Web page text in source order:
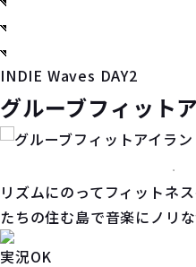
INDIE Waves DAY2
グルーブフィット
リズムにのってフィットネ
たちの住む島で音楽にノリ
実況OK